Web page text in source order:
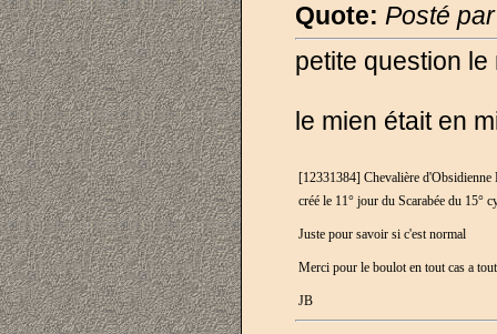
Quote: Posté
petite question
le mien était en
[12331384] Chevalière d'Obsidienne
créé le 11° jour du Scarabée du 15°
Juste pour savoir si c'est normal
Merci pour le boulot en tout cas a
JB